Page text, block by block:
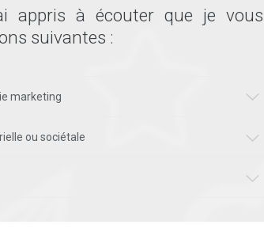
appris à écouter que je vous
suivantes :
marketing
ou sociétale